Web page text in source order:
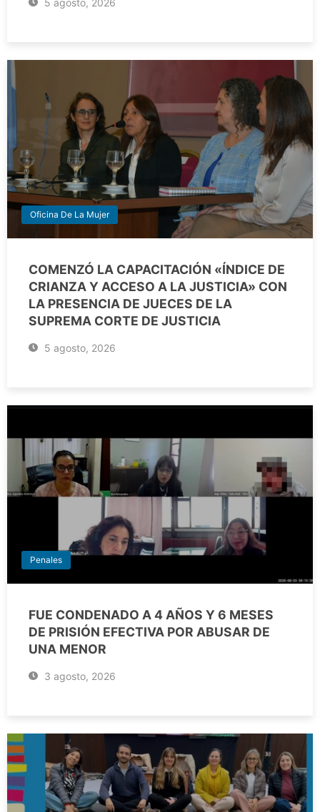
5 agosto, 2026
Oficina De La Mujer
COMENZÓ LA CAPACITACIÓN «ÍNDICE DE
CRIANZA Y ACCESO A LA JUSTICIA» CON
LA PRESENCIA DE JUECES DE LA
SUPREMA CORTE DE JUSTICIA
5 agosto, 2026
Penales
FUE CONDENADO A 4 AÑOS Y 6 MESES
DE PRISIÓN EFECTIVA POR ABUSAR DE
UNA MENOR
3 agosto, 2026